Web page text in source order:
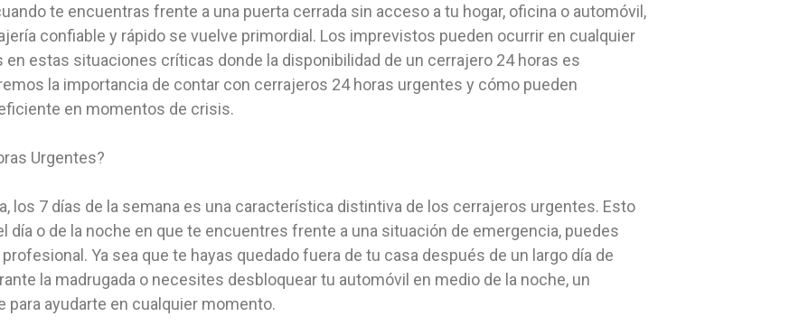
te encuentras frente a una puerta cerrada sin acceso a tu hogar, oficina o automóvil,
confiable y rápido se vuelve primordial. Los imprevistos pueden ocurrir en cualquier
en estas situaciones críticas donde la disponibilidad de un cerrajero 24 horas es
la importancia de contar con cerrajeros 24 horas urgentes y cómo pueden
en momentos de crisis.
Urgentes?
los 7 días de la semana es una característica distintiva de los cerrajeros urgentes. Esto
día o de la noche en que te encuentres frente a una situación de emergencia, puedes
Ya sea que te hayas quedado fuera de tu casa después de un largo día de
la madrugada o necesites desbloquear tu automóvil en medio de la noche, un
ayudarte en cualquier momento.